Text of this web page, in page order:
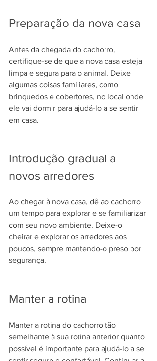
Preparação da nova casa
Antes da chegada do cachorro,
certifique-se de que a nova casa esteja
limpa e segura para o animal. Deixe
algumas coisas familiares, como
brinquedos e cobertores, no local onde
ele vai dormir para ajudá-lo a se sentir
em casa.
Introdução gradual a
novos arredores
Ao chegar à nova casa, dê ao cachorro
um tempo para explorar e se familiarizar
com seu novo ambiente. Deixe-o
cheirar e explorar os arredores aos
poucos, sempre mantendo-o preso por
segurança.
Manter a rotina
Manter a rotina do cachorro tão
semelhante à sua rotina anterior quanto
possível é importante para ajudá-lo a se